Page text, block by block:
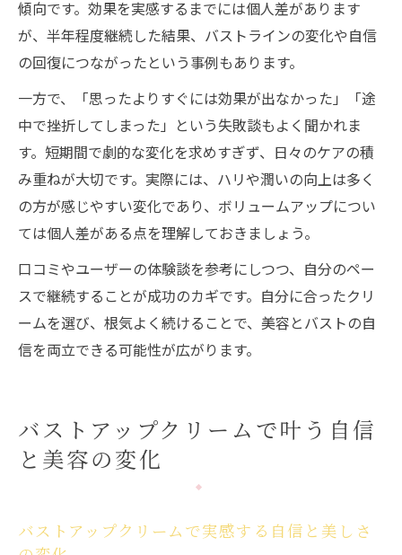
傾向です。効果を実感するまでには個人差があります
が、半年程度継続した結果、バストラインの変化や自信
の回復につながったという事例もあります。
一方で、「思ったよりすぐには効果が出なかった」「途
中で挫折してしまった」という失敗談もよく聞かれま
す。短期間で劇的な変化を求めすぎず、日々のケアの積
み重ねが大切です。実際には、ハリや潤いの向上は多く
の方が感じやすい変化であり、ボリュームアップについ
ては個人差がある点を理解しておきましょう。
口コミやユーザーの体験談を参考にしつつ、自分のペー
スで継続することが成功のカギです。自分に合ったクリ
ームを選び、根気よく続けることで、美容とバストの自
信を両立できる可能性が広がります。
バストアップクリームで叶う自信
と美容の変化
バストアップクリームで実感する自信と美しさ